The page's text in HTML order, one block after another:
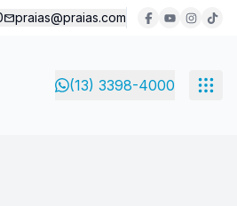
praias@praias.com
(13) 3398-4000